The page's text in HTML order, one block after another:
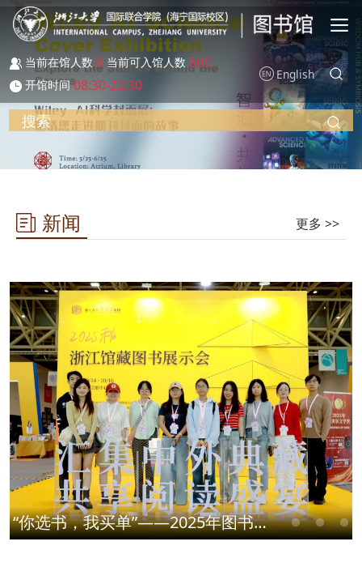
跳转到主要内容
当前在馆人数 0 当前可入馆人数 500
开馆时间 08:30-22:30
English
搜索
新闻 更多 >>
“你选书，我买单”——2025年图书馆中文书展圆满落幕